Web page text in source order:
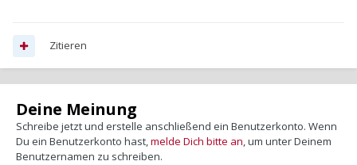
Zitieren
Deine Meinung
Schreibe jetzt und erstelle anschließend ein Benutzerkonto. Wenn
Du ein Benutzerkonto hast,melde Dich bitte an, um unter Deinem
Benutzernamen zu schreiben.